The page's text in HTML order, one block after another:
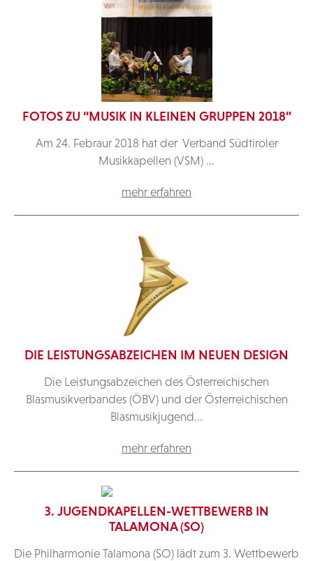
FOTOS ZU “MUSIK IN KLEINEN GRUPPEN 2018”
Am 24. Febraur 2018 hat der Verband Südtiroler
Musikkapellen (VSM) ...
mehr erfahren
DIE LEISTUNGSABZEICHEN IM NEUEN DESIGN
Die Leistungsabzeichen des Österreichischen
Blasmusikverbandes (ÖBV) und der Österreichischen
Blasmusikjugend...
mehr erfahren
3. JUGENDKAPELLEN-WETTBEWERB IN
TALAMONA (SO)
Die Philharmonie Talamona (SO) lädt zum 3. Wettbewerb